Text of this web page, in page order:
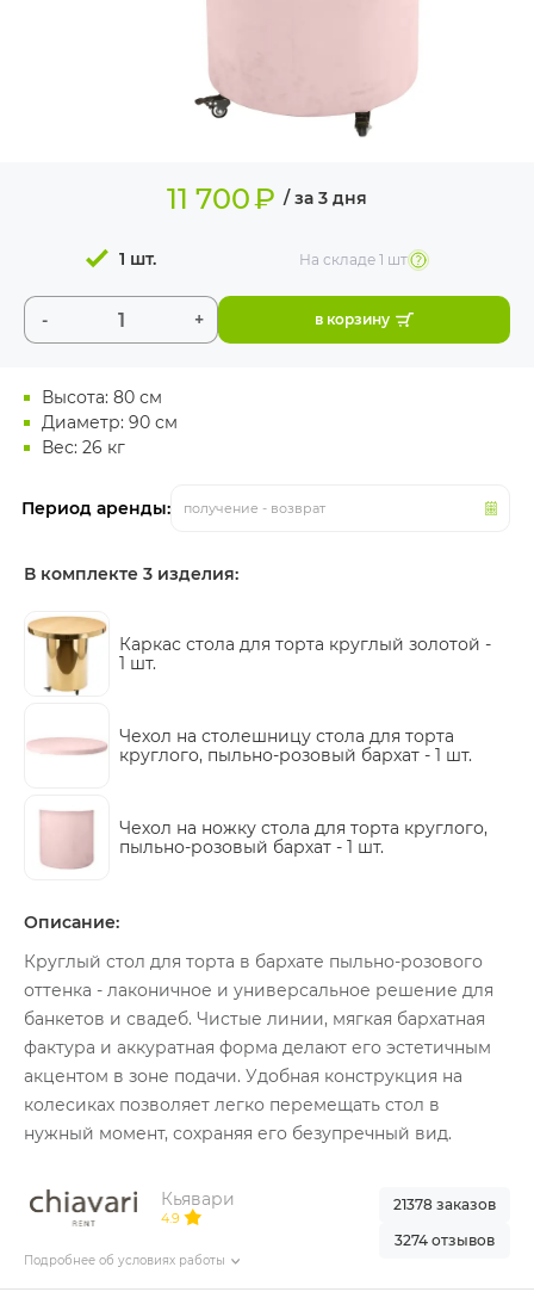
Высота: 80 см
Диаметр: 90 см
Вес: 26 кг
Период аренды: получение - возврат
11 700₽ / за 3 дня
- +
1 шт. На складе1 шт
в корзину
В комплекте 3 изделия:
Каркас стола для торта круглый золотой -
1 шт.
Чехол на столешницу стола для торта
круглого, пыльно-розовый бархат - 1 шт.
Чехол на ножку стола для торта круглого,
пыльно-розовый бархат - 1 шт.
Описание:
Круглый стол для торта в бархате пыльно-розового
оттенка - лаконичное и универсальное решение для
банкетов и свадеб. Чистые линии, мягкая бархатная
фактура и аккуратная форма делают его эстетичным
акцентом в зоне подачи. Удобная конструкция на
колесиках позволяет легко перемещать стол в
нужный момент, сохраняя его безупречный вид.
Кьявари
4.9
Подробнее об условиях работы
21378 заказов
3274 отзывов